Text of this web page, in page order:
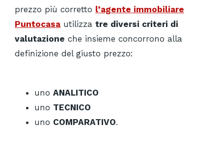
prezzo più corretto l’agente immobiliare
Puntocasa utilizza tre diversi criteri di
valutazione che insieme concorrono alla
definizione del giusto prezzo:
uno ANALITICO
uno TECNICO
uno COMPARATIVO.